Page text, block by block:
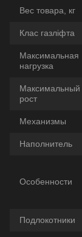
Вес товара, кг
Клас газліфта
Максимальная
нагрузка
Максимальный
рост
Механизмы
Наполнитель
Особенности
Подлокотники